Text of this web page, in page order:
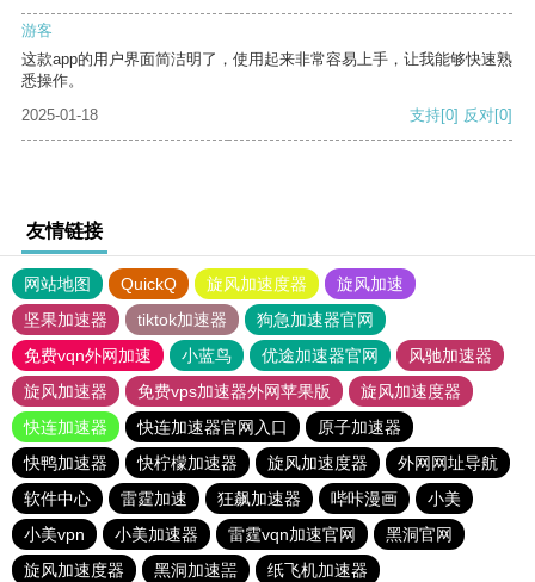
游客
这款app的用户界面简洁明了，使用起来非常容易上手，让我能够快速熟
悉操作。
2025-01-18
支持[0] 反对[0]
友情链接
网站地图 QuickQ 旋风加速度器
旋风加速
坚果加速器
tiktok加速器
狗急加速器官网
免费vqn外网加速
小蓝鸟 优途加速器官网
风驰加速器
旋风加速器
免费vps加速器外网苹果版
旋风加速度器
快连加速器
快连加速器官网入口
原子加速器
快鸭加速器
快柠檬加速器 旋风加速度器
外网网址导航
软件中心
雷霆加速 狂飙加速器 哔咔漫画
小美
小美vpn
小美加速器 雷霆vqn加速官网
黑洞官网
旋风加速度器
黑洞加速噐
纸飞机加速器